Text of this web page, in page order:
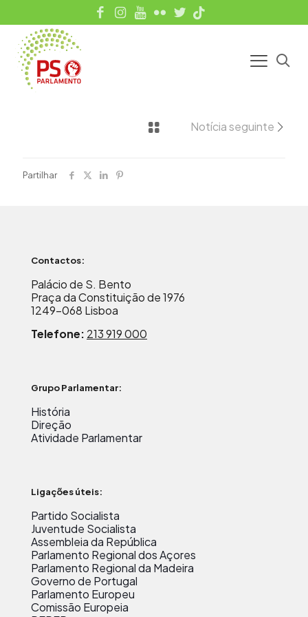
Notícia seguinte
Partilhar
Contactos:
Palácio de S. Bento
Praça da Constituição de 1976
1249-068 Lisboa
Telefone: 213 919 000
Grupo Parlamentar:
História
Direção
Atividade Parlamentar
Ligações úteis:
Partido Socialista
Juventude Socialista
Assembleia da República
Parlamento Regional dos Açores
Parlamento Regional da Madeira
Governo de Portugal
Parlamento Europeu
Comissão Europeia